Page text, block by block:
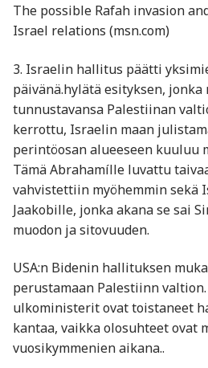
The possible Rafah invasion
Israel relations (msn.com)
3. Israelin hallitus päätti
päivänä.hylätä esityksen,
tunnustavansa Palestiinan
kerrottu, Israelin maan
perintöosan alueeseen kuuluu
Tämä Abrahamílle luvattu
vahvistettiin myöhemmin sekä
Jaakobille, jonka akana se sai
muodon ja sitovuuden.
USA:n Bidenin hallituksen
perustamaan Palestiinn valtion.
ulkoministerit ovat toistaneet
kantaa, vaikka olosuhteet ovat
vuosikymmenien aikana..